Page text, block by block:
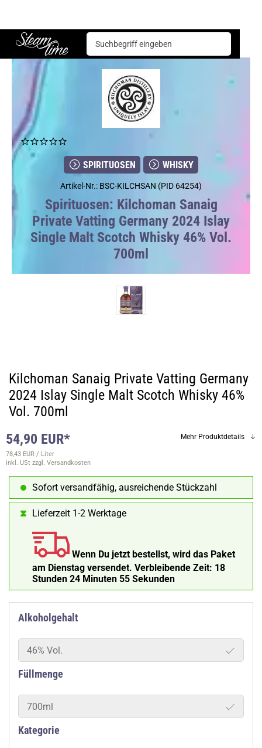
Steam time
Spirituosen Whisky Kilchoman Sanaig Private Vatting Germany 2024 Islay Single Malt Scotch Whisky 46% Vol. 700ml
SPIRITUOSEN WHISKY
Artikel-Nr.: BSC-KILCHSAN (PID 64254)
Spirituosen: Kilchoman Sanaig
Private Vatting Germany 2024 Islay
Single Malt Scotch Whisky 46% Vol.
700ml
Kilchoman Sanaig Private Vatting Germany
2024 Islay Single Malt Scotch Whisky 46%
Vol. 700ml
54,90 EUR*
78,43 EUR / Liter
inkl. USt zzgl. Versandkosten
Mehr Produktdetails
Sofort versandfähig, ausreichende Stückzahl
Lieferzeit 1-2 Werktage
Wenn Du jetzt bestellst, wird das Paket
am Dienstag versendet. Verbleibende Zeit: 18
Stunden 24 Minuten 54 Sekunden
Alkoholgehalt
46% Vol.
Füllmenge
700ml
Kategorie